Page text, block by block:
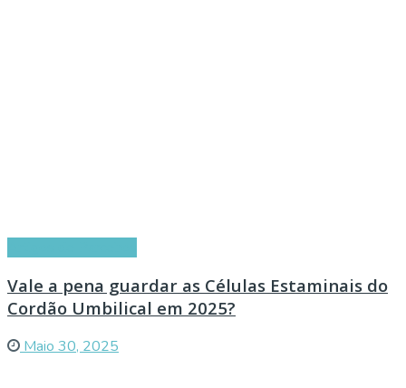
Vale a pena guardar as Células Estaminais do
Cordão Umbilical em 2025?
Maio 30, 2025